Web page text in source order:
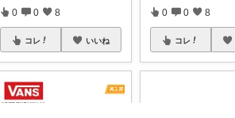
0 0 8
コレ いいね
0 0 8
コレ